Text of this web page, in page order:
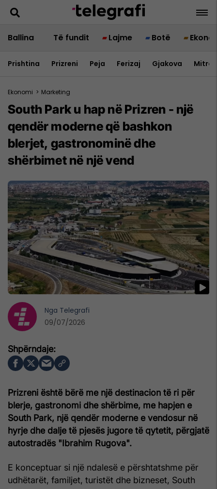
Ballina Të fundit Lajme Botë
Prishtina Prizreni Peja Ferizaj Gjakova
Ekonomi > Marketing
South Park u hap në Prizren - një
qendër moderne që bashkon
blerjet, gastronominë dhe
shërbimet në një vend
Prizreni është bërë me një destinacion të ri për
blerje, gastronomi dhe shërbime, me hapjen e
South Park, një qendër moderne e vendosur në
hyrje dhe dalje të pjesës jugore të qytetit, përgjatë
autostradës "Ibrahim Rugova".
E konceptuar si një ndalesë e përshtatshme për
udhëtarët, familjet, turistët dhe bizneset, South
Nga Telegrafi
09/07/2026